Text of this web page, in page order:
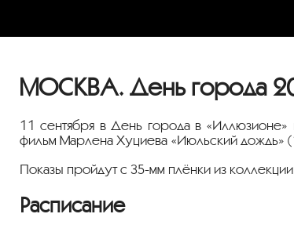
МОСКВА. День города
11 сентября в День города в
фильм Марлена Хуциева «Июльский дождь»
Показы пройдут с 35-мм плёнки из
Расписание